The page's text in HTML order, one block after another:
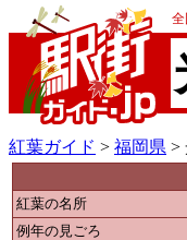
紅葉ガイド > 福岡県 >
紅葉の名所
例年の見ごろ